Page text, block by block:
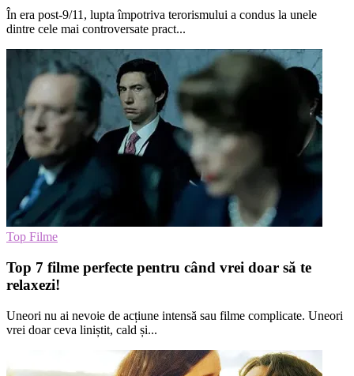
În era post-9/11, lupta împotriva terorismului a condus la unele
dintre cele mai controversate pract...
Top Filme
Top 7 filme perfecte pentru când vrei doar să te
relaxezi!
Uneori nu ai nevoie de acțiune intensă sau filme complicate. Uneori
vrei doar ceva liniștit, cald și...